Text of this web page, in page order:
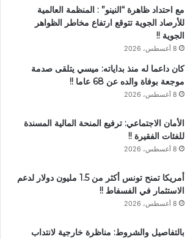
مع احتداد ظاهرة “النينو” : المنظمة العالمية
للأرصاد الجوية تتوقع ارتفاع مخاطر الظواهر
الجوية !!
8 أغسطس، 2026
كان داعما له منذ بداياته: ميسي يتلقى صدمة
موجعة بوفاة والده عن 68 عاما !!
8 أغسطس، 2026
الأمان الاجتماعي: ترفيع المنحة المالية المسندة
للفئات الفقيرة !!
8 أغسطس، 2026
أمريكا تمنح تونس أكثر من 1.5 مليون دولار لدعم
الاستثمار في الفسفاط !!
8 أغسطس، 2026
بالتفاصيل والشروط: مناظرة خارجية لانتداب